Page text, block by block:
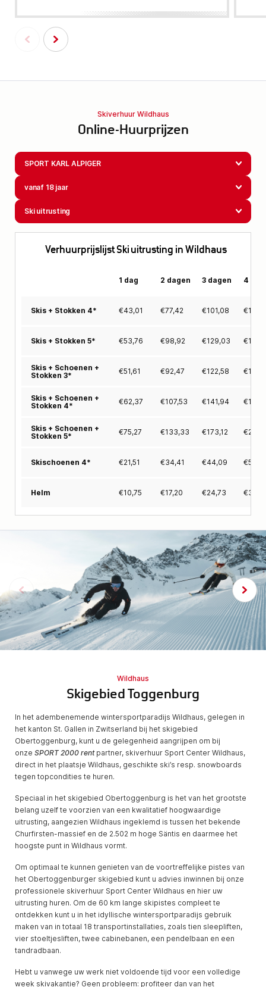
Skiverhuur Wildhaus
Online-Huurprijzen
SPORT KARL ALPIGER
vanaf 18 jaar
Ski uitrusting
Verhuurprijslijst Ski uitrusting in Wildhaus
1 dag 2 dagen 3 dagen 4
Skis + Stokken 4* €43,01 €77,42 €101,08 €
Skis + Stokken 5* €53,76 €98,92 €129,03 €
Skis + Schoenen +
Stokken 3*
€51,61 €92,47 €122,58 €
Skis + Schoenen +
Stokken 4*
€62,37 €107,53 €141,94 €
Skis + Schoenen +
Stokken 5*
€75,27 €133,33 €173,12 €
Skischoenen 4* €21,51 €34,41 €44,09 €
Helm €10,75 €17,20 €24,73 €31,18
Wildhaus
Skigebied Toggenburg
In het adembenemende wintersportparadijs Wildhaus, gelegen in
het kanton St. Gallen in Zwitserland bij het skigebied
Obertoggenburg, kunt u de gelegenheid aangrijpen om bij
onze SPORT 2000 rentpartner, skiverhuur Sport Center Wildhaus,
direct in het plaatsje Wildhaus, geschikte ski’s resp. snowboards
tegen topcondities te huren.
Speciaal in het skigebied Obertoggenburg is het van het grootste
belang uzelf te voorzien van een kwalitatief hoogwaardige
uitrusting, aangezien Wildhaus ingeklemd is tussen het bekende
Churfirsten-massief en de 2.502 m hoge Säntis en daarmee het
hoogste punt in Wildhaus vormt.
Om optimaal te kunnen genieten van de voortreffelijke pistes van
het Obertoggenburger skigebied kunt u advies inwinnen bij onze
professionele skiverhuur Sport Center Wildhaus en hier uw
uitrusting huren. Om de 60 km lange skipistes compleet te
ontdekken kunt u in het idyllische wintersportparadijs gebruik
maken van in totaal 18 transportinstallaties, zoals tien sleepliften,
vier stoeltjesliften, twee cabinebanen, een pendelbaan en een
tandradbaan.
Hebt u vanwege uw werk niet voldoende tijd voor een volledige
week skivakantie? Geen probleem: profiteer dan van het